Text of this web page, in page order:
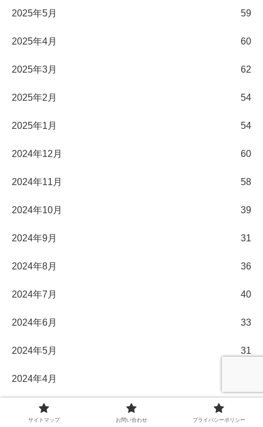
2025年5月 59
2025年4月 60
2025年3月 62
2025年2月 54
2025年1月 54
2024年12月 60
2024年11月 58
2024年10月 39
2024年9月 31
2024年8月 36
2024年7月 40
2024年6月 33
2024年5月 31
2024年4月
2024年3月
サイトマップ お問い合わせ プライバシーポリシー